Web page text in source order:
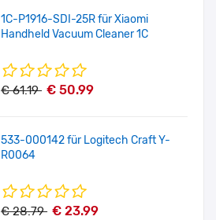
1C-P1916-SDI-25R für Xiaomi
Handheld Vacuum Cleaner 1C
€ 61.19 € 50.99
533-000142 für Logitech Craft Y-
R0064
€ 28.79 € 23.99